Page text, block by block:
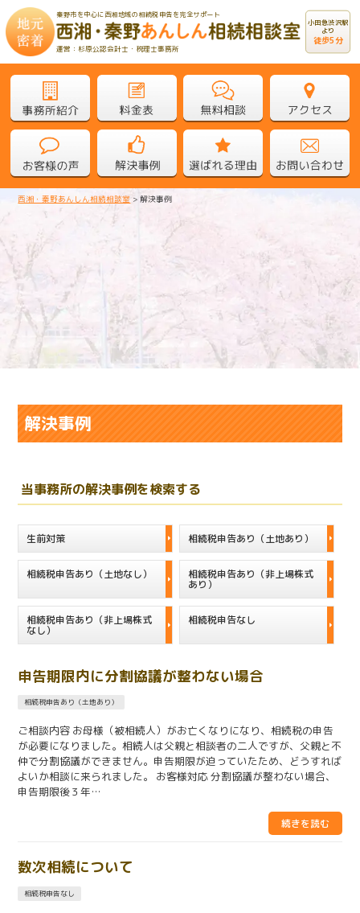
秦野市を中心に西湘地域の相続税申告を完全サポート
運営：杉原公認会計士・税理士事務所
小田急渋沢駅
より
徒歩5分
西湘・秦野あんしん相続相談室 >解決事例
解決事例
解決事例
当事務所の解決事例を検索する
生前対策 相続税申告あり（土地あり）
相続税申告あり（土地なし） 相続税申告あり（非上場株式
あり）
相続税申告あり（非上場株式
なし）
相続税申告なし
申告期限内に分割協議が整わない場合
相続税申告あり（土地あり）
ご相談内容 お母様（被相続人）がお亡くなりになり、相続税の申告
が必要になりました。相続人は父親と相談者の二人ですが、父親と不
仲で分割協議ができません。申告期限が迫っていたため、どうすれば
よいか相談に来られました。 お客様対応 分割協議が整わない場合、
申告期限後３年…
数次相続について
相続税申告なし